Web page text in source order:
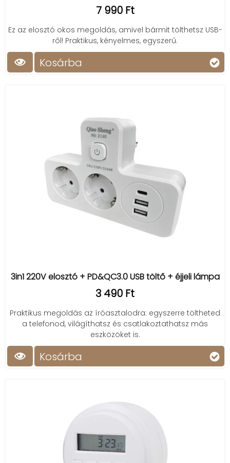
7 990 Ft
Ez az elosztó okos megoldás, amivel bármit tölthetsz USB-
ről! Praktikus, kényelmes, egyszerű.
Kosárba
3in1 220V elosztó + PD&QC3.0 USB töltő + éjjeli lámpa
3 490 Ft
Praktikus megoldás az íróasztalodra: egyszerre töltheted
a telefonod, világíthatsz és csatlakoztathatsz más
eszközöket is.
Kosárba